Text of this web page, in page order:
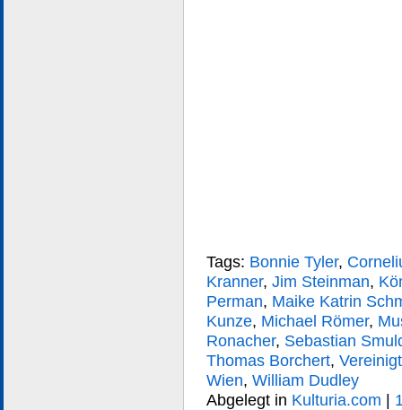
Tags: Bonnie Tyler,
Kranner, Jim Steinman,
Perman, Maike Katrin
Kunze, Michael Römer,
Ronacher, Sebastian
Thomas Borchert,
Wien, William Dudley
Abgelegt in Kulturia.com |